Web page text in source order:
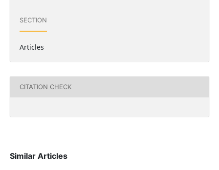
SECTION
Articles
CITATION CHECK
Similar Articles